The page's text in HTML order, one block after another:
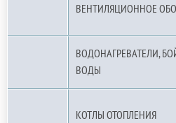
ВЕНТИЛЯЦИОННОЕ
ВОДОНАГРЕВАТЕЛИ,
ВОДЫ
КОТЛЫ ОТОПЛЕНИЯ